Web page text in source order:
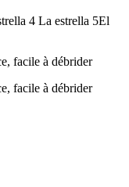
4 La estrella 5El
facile à débrider
facile à débrider